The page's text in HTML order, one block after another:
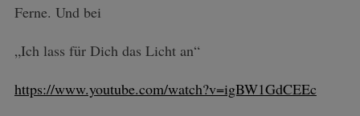
Ferne. Und bei
„Ich lass für Dich das Licht an“
https://www.youtube.com/watch?v=igBW1GdCEEc